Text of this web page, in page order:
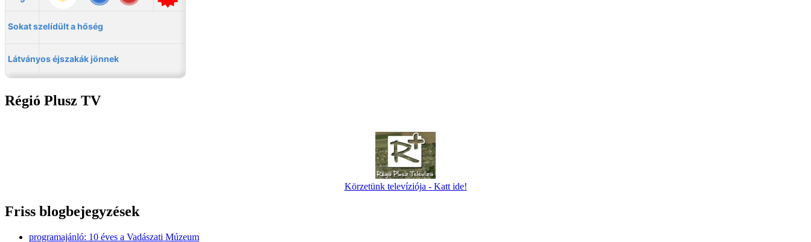
Régió Plusz TV
Körzetünk televíziója - Katt ide!
Friss blogbejegyzések
programajánló: 10 éves a Vadászati Múzeum